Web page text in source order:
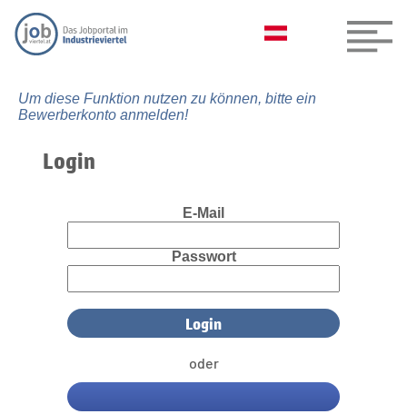
Um diese Funktion nutzen zu können, bitte ein
Bewerberkonto anmelden!
Login
E-Mail
Passwort
oder